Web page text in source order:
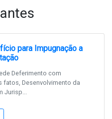
para Impugnação a
Deferimento com
fatos, Desenvolvimento da
Jurisp...